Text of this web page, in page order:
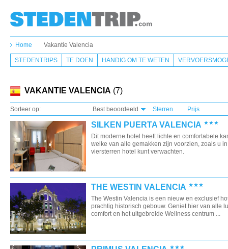
Home Vakantie Valencia
STEDENTRIPS TE DOEN HANDIG OM TE WETEN
VAKANTIE VALENCIA (7)
Sorteer op: Best beoordeeld Sterren Prijs
SILKEN PUERTA VALENCIA
Dit moderne hotel heeft lichte en comfortabele
welke van alle gemakken zijn voorzien, zoals u
viersterren hotel kunt verwachten.
THE WESTIN VALENCIA
The Westin Valencia is een nieuw en exclusief
prachtig historisch gebouw. Geniet hier van alle
comfort en het uitgebreide Wellness centrum ...